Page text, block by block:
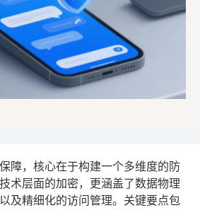
障，核心在于构建一个多维度的防
术层面的加密，更涵盖了数据物理
及精细化的访问管理。关键要点包